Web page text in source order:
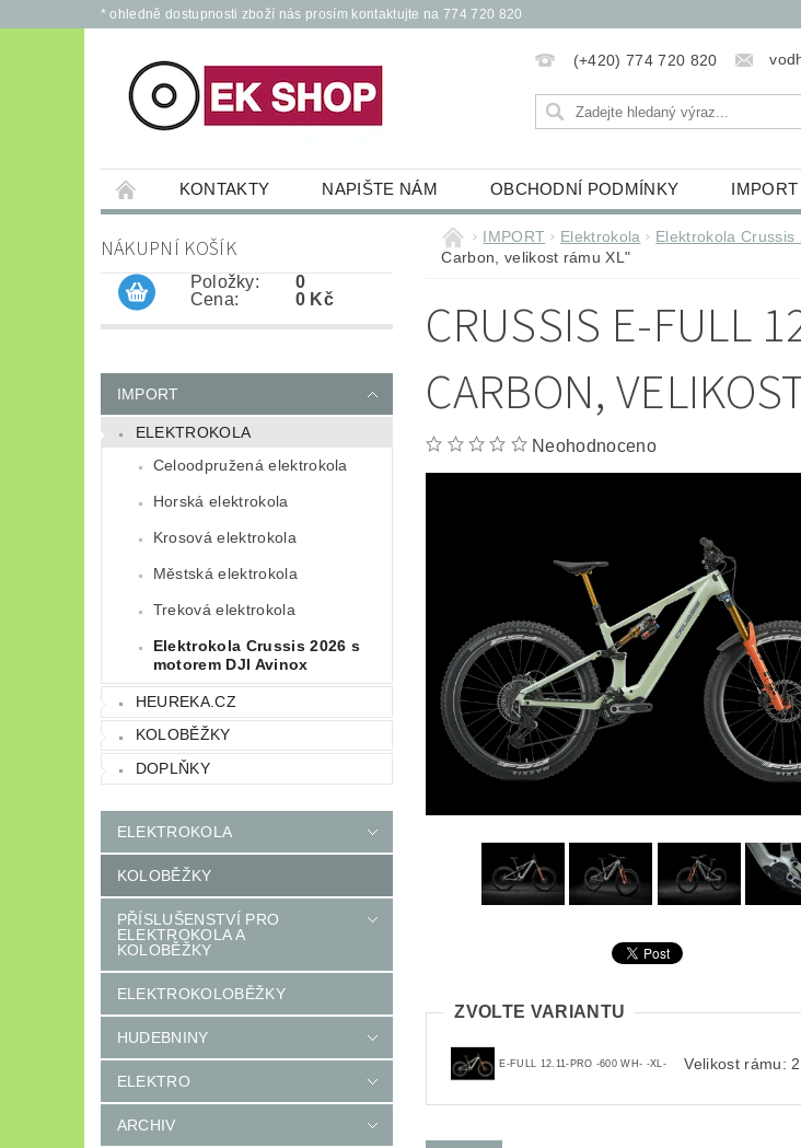
* ohledně dostupnosti zboží nás prosím kontaktujte na 774 720 820
(+420) 774 720 820
KONTAKTY NAPIŠTE NÁM OBCHODNÍ PODMÍNKY IMPORT
PŘÍSLUŠENSTVÍ PRO ELEKTROKOLA A KOLOBĚŽKY ELEKTROKOLOBĚŽKY
JÍZDNÍ KOLA * OCHRANNÉ POMŮCKY ESSOX PODMÍNKY
NÁKUPNÍ KOŠÍK
Položky:
Cena:
0
0 Kč
IMPORT
ELEKTROKOLA
Celoodpružená elektrokola
Horská elektrokola
Krosová elektrokola
Městská elektrokola
Treková elektrokola
Elektrokola Crussis 2026 s
motorem DJI Avinox
HEUREKA.CZ
KOLOBĚŽKY
DOPLŇKY
ELEKTROKOLA
KOLOBĚŽKY
PŘÍSLUŠENSTVÍ PRO
ELEKTROKOLA A
KOLOBĚŽKY
ELEKTROKOLOBĚŽKY
HUDEBNINY
ELEKTRO
ARCHIV
IMPORT Elektrokola Elektrokola Crussis
Carbon, velikost rámu XL"
CRUSSIS E-FULL
CARBON,
Neohodnoceno
ZVOLTE VARIANTU
E-FULL 12.11-PRO -600 WH- -XL- Velikost rámu: